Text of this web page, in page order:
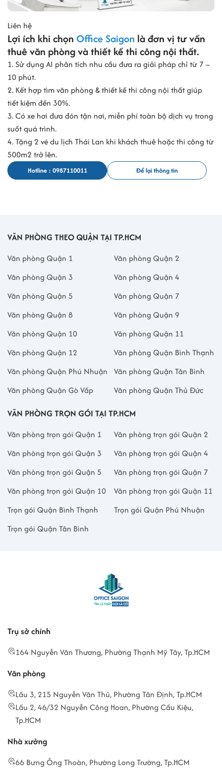
Liên hệ
Lợi ích khi chọn Office Saigon là đơn vị tư vấn
thuê văn phòng và thiết kế thi công nội thất.
1. Sử dụng AI phân tích nhu cầu đưa ra giải pháp chỉ từ 7 –
10 phút.
2. Kết hợp tìm văn phòng & thiết kế thi công nội thất giúp
tiết kiệm đến 30%.
3. Có xe hơi đưa đón tận nơi, miễn phí toàn bộ dịch vụ trong
suốt quá trình.
4. Tặng 2 vé du lịch Thái Lan khi khách thuê hoặc thi công từ
500m2 trở lên.
Hotline : 0987110011 Để lại thông tin
VĂN PHÒNG THEO QUẬN TẠI TP.HCM
Văn phòng Quận 1
Văn phòng Quận 2
Văn phòng Quận 3
Văn phòng Quận 4
Văn phòng Quận 5
Văn phòng Quận 7
Văn phòng Quận 8
Văn phòng Quận 9
Văn phòng Quận 10
Văn phòng Quận 11
Văn phòng Quận 12
Văn phòng Quận Bình Thạnh
Văn phòng Quận Phú Nhuận
Văn phòng Quận Tân Bình
Văn phòng Quận Gò Vấp
Văn phòng Quận Thủ Đức
VĂN PHÒNG TRỌN GÓI TẠI TP.HCM
Văn phòng trọn gói Quận 1
Văn phòng trọn gói Quận 2
Văn phòng trọn gói Quận 3
Văn phòng trọn gói Quận 4
Văn phòng trọn gói Quận 5
Văn phòng trọn gói Quận 7
Văn phòng trọn gói Quận 10
Văn phòng trọn gói Quận 11
Trọn gói Quận Bình Thạnh
Trọn gói Quận Phú Nhuận
Trọn gói Quận Tân Bình
Trụ sở chính
164 Nguyễn Văn Thương, Phường Thạnh Mỹ Tây, Tp.HCM
Văn phòng
Lầu 3, 215 Nguyễn Văn Thủ, Phường Tân Định, Tp.HCM
Lầu 2, 46/32 Nguyễn Công Hoan, Phường Cầu Kiệu,
Tp.HCM
Nhà xưởng
66 Bưng Ông Thoàn, Phường Long Trường, Tp.HCM